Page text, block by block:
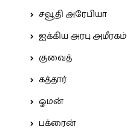
சவூதி அரேபியா
ஐக்கிய அரபு அமீரகம்
குவைத்
கத்தார்
ஓமன்
பக்ரைன்